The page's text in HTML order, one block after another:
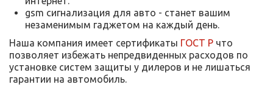
gsm сигнализация для авто - станет вашим
незаменимым гаджетом на каждый день.
Наша компания имеет сертификаты ГОСТ Р что
позволяет избежать непредвиденных расходов по
установке систем защиты у дилеров и не лишаться
гарантии на автомобиль.